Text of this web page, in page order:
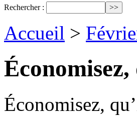
Rechercher :
Accueil >
Économisez,